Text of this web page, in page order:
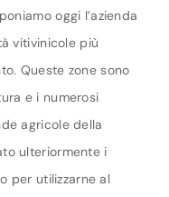
oggi l’azienda
vitivinicole più
Queste zone sono
e i numerosi
agricole della
ulteriormente i
per utilizzarne al